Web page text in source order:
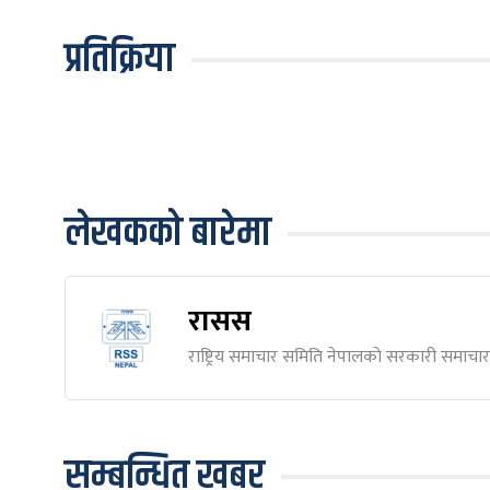
प्रतिक्रिया
लेखकको बारेमा
रासस
राष्ट्रिय समाचार समिति नेपालकाे सरकारी
सम्बन्धित खबर